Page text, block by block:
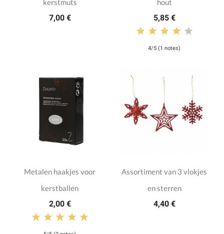
kerstmuts
7,00 €
hout
5,85 €
4/5 (1 notes)
Metalen haakjes voor
kerstballen
2,00 €
Assortiment van 3 vlokjes
en sterren
4,40 €